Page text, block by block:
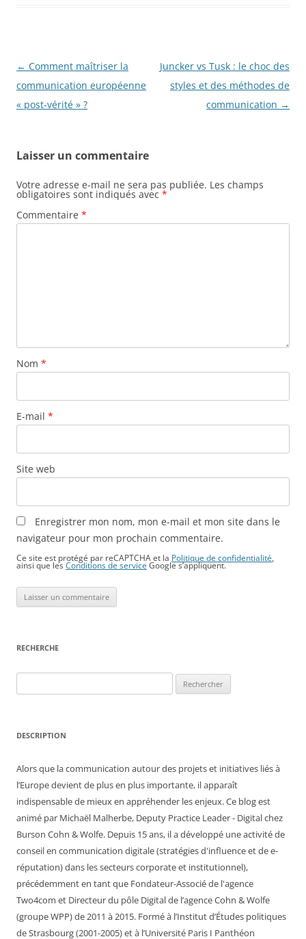
Navigation
des
articles
← Comment maîtriser la
communication européenne
« post-vérité » ?
Juncker vs Tusk : le choc des
styles et des méthodes de
communication →
Laisser un commentaire
Votre adresse e-mail ne sera pas publiée. Les champs
obligatoires sont indiqués avec *
Commentaire *
Nom *
E-mail *
Site web
Enregistrer mon nom, mon e-mail et mon site dans le
navigateur pour mon prochain commentaire.
Ce site est protégé par reCAPTCHA et la Politique de confidentialité,
ainsi que lesConditions de service Google s’appliquent.
RECHERCHE
DESCRIPTION
Alors que la communication autour des projets et initiatives liés à
l’Europe devient de plus en plus importante, il apparaît
indispensable de mieux en appréhender les enjeux. Ce blog est
animé par Michaël Malherbe, Deputy Practice Leader - Digital chez
Burson Cohn & Wolfe. Depuis 15 ans, il a développé une activité de
conseil en communication digitale (stratégies d'influence et de e-
réputation) dans les secteurs corporate et institutionnel),
précédemment en tant que Fondateur-Associé de l'agence
Two4com et Directeur du pôle Digital de l’agence Cohn & Wolfe
(groupe WPP) de 2011 à 2015. Formé à l’Institut d’Études politiques
de Strasbourg (2001-2005) et à l’Université Paris I Panthéon